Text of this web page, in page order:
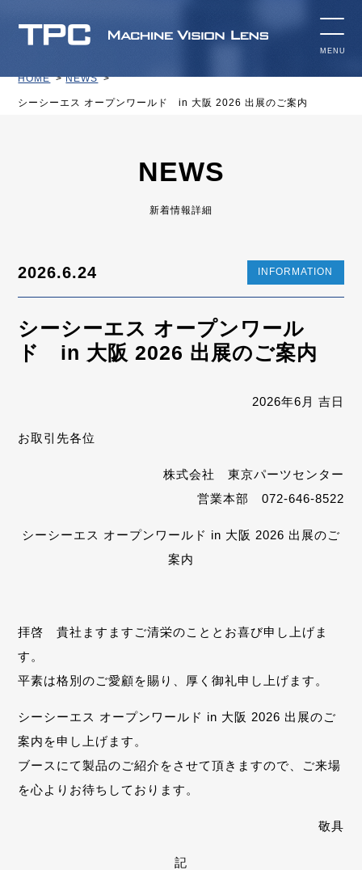
HOME NEWS
シーシーエス オープンワールド in 大阪 2026 出展のご案内
NEWS
新着情報詳細
2026.6.24 INFORMATION
シーシーエス オープンワール
ド in 大阪 2026 出展のご案内
2026年6月 吉日
お取引先各位
株式会社 東京パーツセンター
営業本部 072-646-8522
シーシーエス オープンワールド in 大阪 2026 出展のご
案内
拝啓 貴社ますますご清栄のこととお喜び申し上げま
す。
平素は格別のご愛顧を賜り、厚く御礼申し上げます。
シーシーエス オープンワールド in 大阪 2026 出展のご
案内を申し上げます。
ブースにて製品のご紹介をさせて頂きますので、ご来場
を心よりお待ちしております。
敬具
記